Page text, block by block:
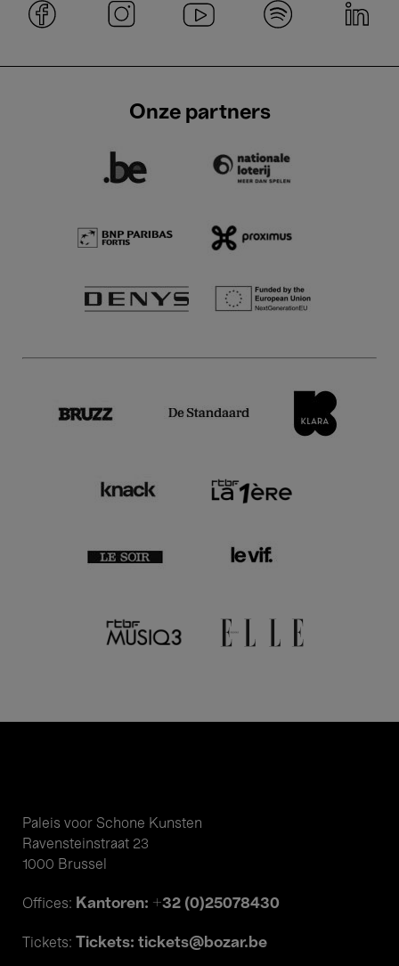
Onze partners
Paleis voor Schone Kunsten
Ravensteinstraat 23
1000 Brussel
Offices: Kantoren: +32 (0)25078430
Tickets: Tickets: tickets@bozar.be